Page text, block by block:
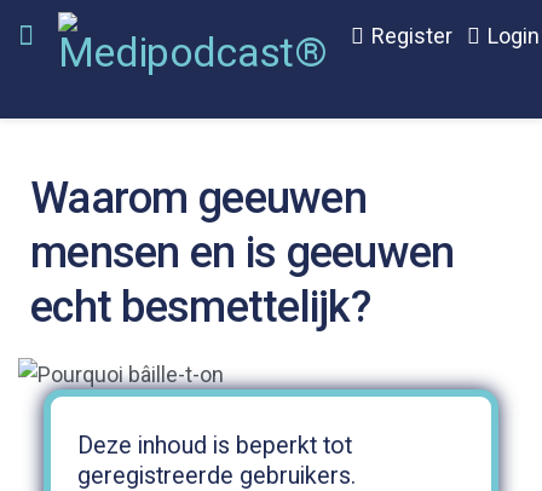
Register Login
Waarom geeuwen
mensen en is geeuwen
echt besmettelijk?
Deze inhoud is beperkt tot
geregistreerde gebruikers.